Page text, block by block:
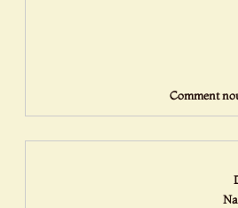
Comment